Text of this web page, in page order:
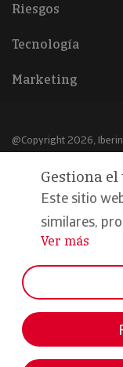
Riesgos
Tecnología
Marketing
@Copyright 2026,
Aviso legal
Política de cookies
Declaración de
Formamos parte de:
Gestiona el
Este sitio
similares,
...
Ver más